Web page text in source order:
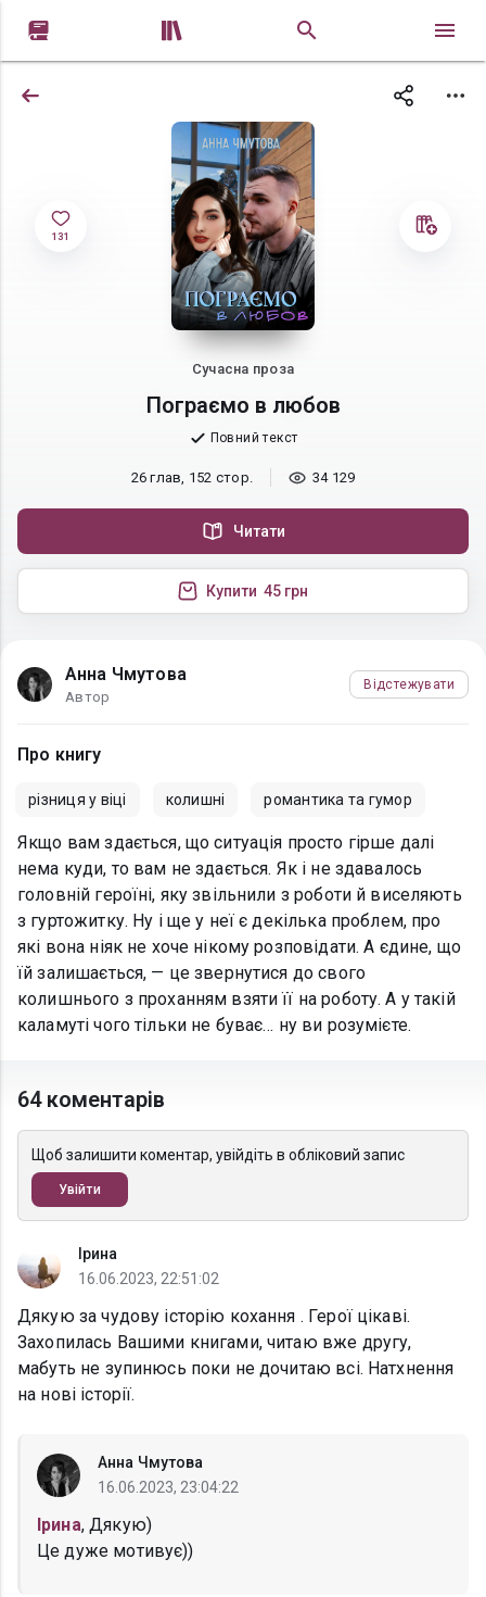
 
131
Сучасна проза
Пограємо в любов
Повний текст
26 глав, 152 стор. 34 129
Читати
Купити 45 грн
Анна Чмутова
Автор
Відстежувати
Про книгу
різниця у віці колишні романтика та гумор
Якщо вам здається, що ситуація просто гірше далі
нема куди, то вам не здається. Як і не здавалось
головній героїні, яку звільнили з роботи й виселяють
з гуртожитку. Ну і ще у неї є декілька проблем, про
які вона ніяк не хоче нікому розповідати. А єдине, що
їй залишається, — це звернутися до свого
колишнього з проханням взяти її на роботу. А у такій
каламуті чого тільки не буває… ну ви розумієте.
64 коментарів
Щоб залишити коментар, увійдіть в обліковий запис
Увійти
Ірина
16.06.2023, 22:51:02
Дякую за чудову історію кохання . Герої цікаві.
Захопилась Вашими книгами, читаю вже другу,
мабуть не зупинюсь поки не дочитаю всі. Натхнення
на нові історії.
Анна Чмутова
16.06.2023, 23:04:22
Ірина, Дякую)
Це дуже мотивує))